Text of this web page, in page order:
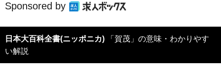
Sponsored by
日本大百科全書(ニッポニカ)
い解説